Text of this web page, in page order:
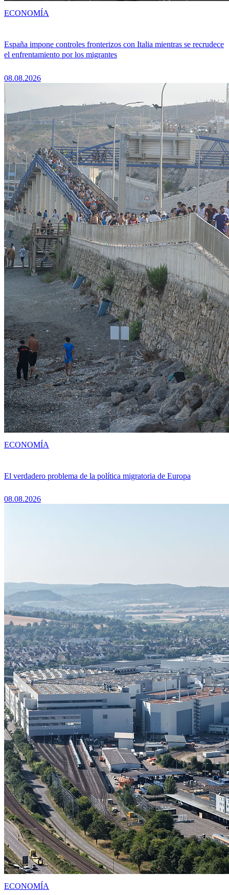
España impone controles fronterizos con Italia mientras se recrudece
el enfrentamiento por los migrantes
08.08.2026
ECONOMÍA
El verdadero problema de la política migratoria de Europa
08.08.2026
ECONOMÍA
ECONOMÍA